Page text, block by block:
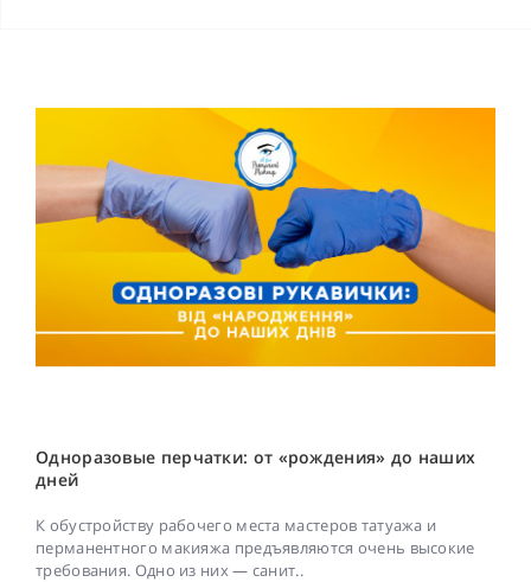
Одноразовые перчатки: от «рождения» до наших
дней
К обустройству рабочего места мастеров татуажа и
перманентного макияжа предъявляются очень высокие
требования. Одно из них — санит..